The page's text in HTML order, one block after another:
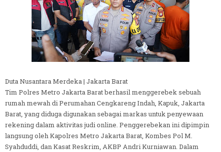
Duta Nusantara Merdeka | Jakarta Barat
Tim Polres Metro Jakarta Barat berhasil menggerebek sebuah
rumah mewah di Perumahan Cengkareng Indah, Kapuk, Jakarta
Barat, yang diduga digunakan sebagai markas untuk penyewaan
rekening dalam aktivitas judi online. Penggerebekan ini dipimpin
langsung oleh Kapolres Metro Jakarta Barat, Kombes Pol M.
Syahduddi, dan Kasat Reskrim, AKBP Andri Kurniawan. Dalam